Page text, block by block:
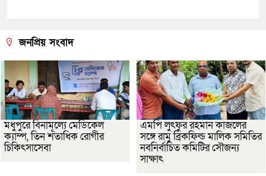
জনপ্রিয় সংবাদ
মধুপুরে বিনামূল্যে মেডিকেল
ক্যাম্প, তিন শতাধিক রোগীর
চিকিৎসাসেবা
এমপি লুৎফুর রহমান কাজলের
সঙ্গে রামু ব্রিকফিল্ড মালিক সমিতির
নবনির্বাচিত কমিটির সৌজন্য
সাক্ষাৎ